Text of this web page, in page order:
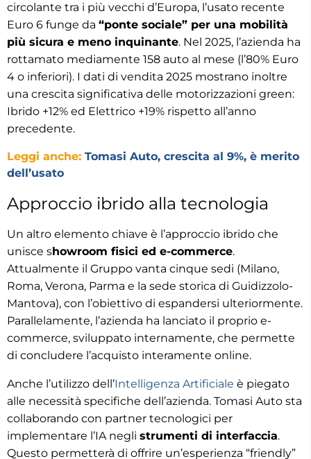
circolante tra i più vecchi d’Europa, l’usato recente
Euro 6 funge da “ponte sociale” per una mobilità
più sicura e meno inquinante. Nel 2025, l’azienda ha
rottamato mediamente 158 auto al mese (l’80% Euro
4 o inferiori). I dati di vendita 2025 mostrano inoltre
una crescita significativa delle motorizzazioni green:
Ibrido +12% ed Elettrico +19% rispetto all’anno
precedente.
Leggi anche: Tomasi Auto, crescita al 9%, è merito
dell’usato
Approccio ibrido alla tecnologia
Un altro elemento chiave è l’approccio ibrido che
unisce showroom fisici ed e-commerce.
Attualmente il Gruppo vanta cinque sedi (Milano,
Roma, Verona, Parma e la sede storica di Guidizzolo-
Mantova), con l’obiettivo di espandersi ulteriormente.
Parallelamente, l’azienda ha lanciato il proprio e-
commerce, sviluppato internamente, che permette
di concludere l’acquisto interamente online.
Anche l’utilizzo dell’Intelligenza Artificiale è piegato
alle necessità specifiche dell’azienda. Tomasi Auto sta
collaborando con partner tecnologici per
implementare l’IA negli strumenti di interfaccia.
Questo permetterà di offrire un’esperienza “friendly”